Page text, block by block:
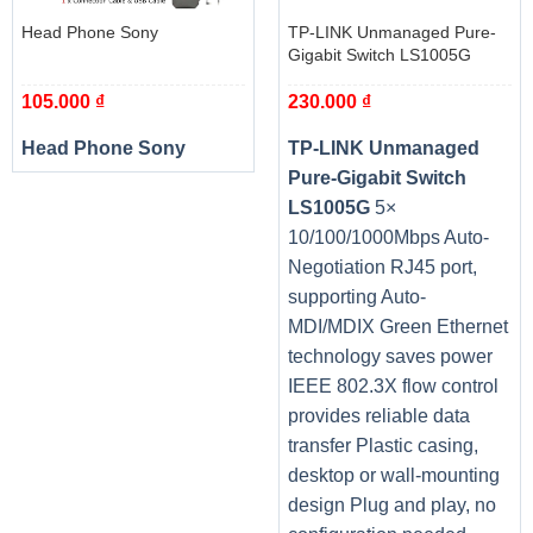
dùng.
Máy in HP M404DN (W1A53A) hỗ trợ kết nối USB và mạng
Sản phẩm đã nhận được rất nhiều đánh giá tích cực từ các
hiệp hội người tiêu dùng Việt Nam, cá nhân, các công ty
LaserJet Pro M404dn W1A53A
Đơn năng, In laser đen trắng
Head Phone Sony
105.000 ₫
Head Phone Sony
TP-LINK Unmanaged Pure-
Gigabit Switch LS1005G
230.000 ₫
TP-LINK Unmanaged
Pure-Gigabit Switch
LS1005G5×
10/100/1000Mbps Auto-
Negotiation RJ45 port,
supporting Auto-
MDI/MDIX Green Ethernet
technology saves power
IEEE 802.3X flow control
provides reliable data
transfer Plastic casing,
desktop or wall-mounting
design Plug and play, no